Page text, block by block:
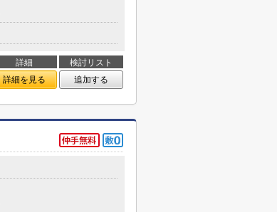
詳細
検討リスト
詳細を見る 追加する